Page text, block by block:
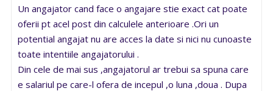
Un angajator cand face o angajare stie exact cat poate
oferii pt acel post din calculele anterioare .Ori un
potential angajat nu are acces la date si nici nu cunoaste
toate intentiile angajatorului .
Din cele de mai sus ,angajatorul ar trebui sa spuna care
e salariul pe care-l ofera de incepul ,o luna ,doua . Dupa